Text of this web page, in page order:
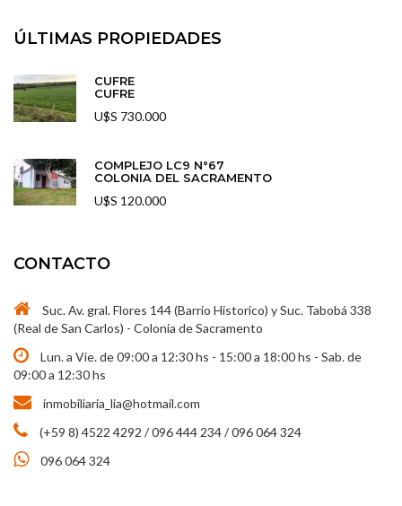
ÚLTIMAS PROPIEDADES
CUFRE
CUFRE
U$S 730.000
COMPLEJO LC9 N°67
COLONIA DEL SACRAMENTO
U$S 120.000
CONTACTO
Suc. Av. gral. Flores 144 (Barrio Historico) y Suc. Tabobá 338
(Real de San Carlos) - Colonia de Sacramento
Lun. a Vie. de 09:00 a 12:30 hs - 15:00 a 18:00 hs - Sab. de
09:00 a 12:30 hs
inmobiliaria_lia@hotmail.com
(+59 8) 4522 4292 / 096 444 234 / 096 064 324
096 064 324